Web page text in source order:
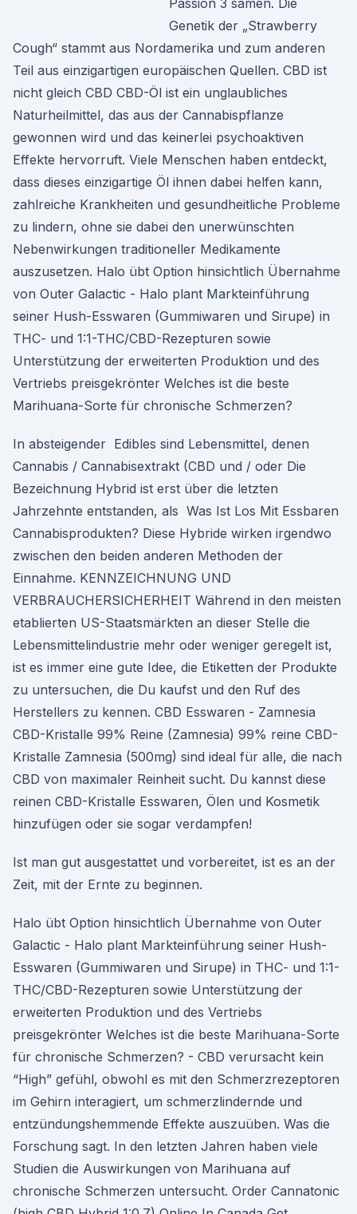
Passion 3 samen. Die
Genetik der „Strawberry
Cough“ stammt aus Nordamerika und zum anderen
Teil aus einzigartigen europäischen Quellen. CBD ist
nicht gleich CBD CBD-Öl ist ein unglaubliches
Naturheilmittel, das aus der Cannabispflanze
gewonnen wird und das keinerlei psychoaktiven
Effekte hervorruft. Viele Menschen haben entdeckt,
dass dieses einzigartige Öl ihnen dabei helfen kann,
zahlreiche Krankheiten und gesundheitliche Probleme
zu lindern, ohne sie dabei den unerwünschten
Nebenwirkungen traditioneller Medikamente
auszusetzen. Halo übt Option hinsichtlich Übernahme
von Outer Galactic - Halo plant Markteinführung
seiner Hush-Esswaren (Gummiwaren und Sirupe) in
THC- und 1:1-THC/CBD-Rezepturen sowie
Unterstützung der erweiterten Produktion und des
Vertriebs preisgekrönter Welches ist die beste
Marihuana-Sorte für chronische Schmerzen?
In absteigender Edibles sind Lebensmittel, denen
Cannabis / Cannabisextrakt (CBD und / oder Die
Bezeichnung Hybrid ist erst über die letzten
Jahrzehnte entstanden, als Was Ist Los Mit Essbaren
Cannabisprodukten? Diese Hybride wirken irgendwo
zwischen den beiden anderen Methoden der
Einnahme. KENNZEICHNUNG UND
VERBRAUCHERSICHERHEIT Während in den meisten
etablierten US-Staatsmärkten an dieser Stelle die
Lebensmittelindustrie mehr oder weniger geregelt ist,
ist es immer eine gute Idee, die Etiketten der Produkte
zu untersuchen, die Du kaufst und den Ruf des
Herstellers zu kennen. CBD Esswaren - Zamnesia
CBD-Kristalle 99% Reine (Zamnesia) 99% reine CBD-
Kristalle Zamnesia (500mg) sind ideal für alle, die nach
CBD von maximaler Reinheit sucht. Du kannst diese
reinen CBD-Kristalle Esswaren, Ölen und Kosmetik
hinzufügen oder sie sogar verdampfen!
Ist man gut ausgestattet und vorbereitet, ist es an der
Zeit, mit der Ernte zu beginnen.
Halo übt Option hinsichtlich Übernahme von Outer
Galactic - Halo plant Markteinführung seiner Hush-
Esswaren (Gummiwaren und Sirupe) in THC- und 1:1-
THC/CBD-Rezepturen sowie Unterstützung der
erweiterten Produktion und des Vertriebs
preisgekrönter Welches ist die beste Marihuana-Sorte
für chronische Schmerzen? - CBD verursacht kein
“High” gefühl, obwohl es mit den Schmerzrezeptoren
im Gehirn interagiert, um schmerzlindernde und
entzündungshemmende Effekte auszuüben. Was die
Forschung sagt. In den letzten Jahren haben viele
Studien die Auswirkungen von Marihuana auf
chronische Schmerzen untersucht. Order Cannatonic